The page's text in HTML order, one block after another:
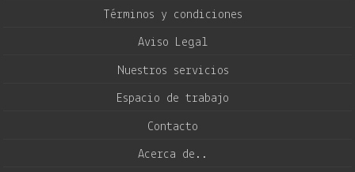
Términos y condiciones
Aviso Legal
Nuestros servicios
Espacio de trabajo
Contacto
Acerca de..